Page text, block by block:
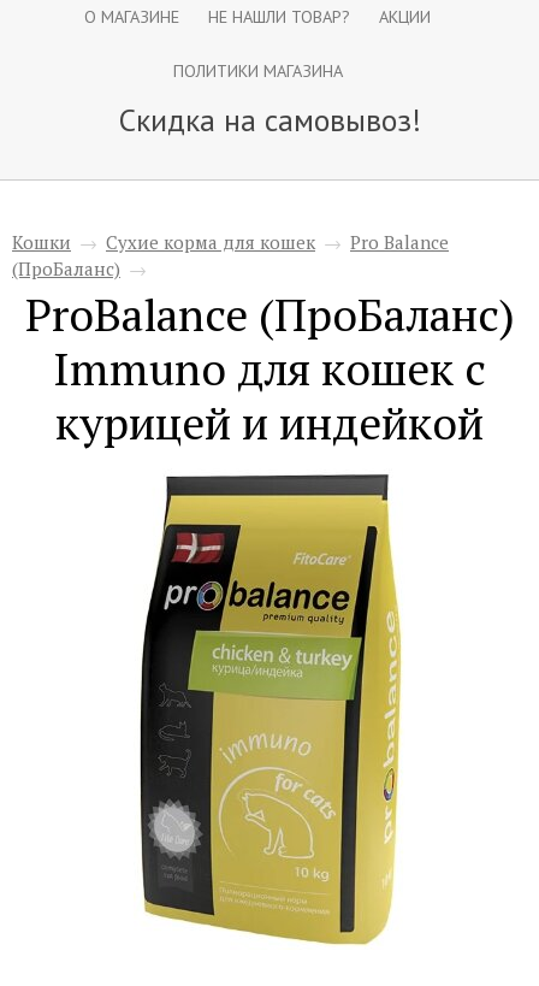
О МАГАЗИНЕ НЕ НАШЛИ ТОВАР? АКЦИИ
ПОЛИТИКИ МАГАЗИНА
Скидка на самовывоз!
Кошки → Сухие корма для кошек → Pro Balance
(ПроБаланс) →
ProBalance (ПроБаланс)
Immuno для кошек с
курицей и индейкой